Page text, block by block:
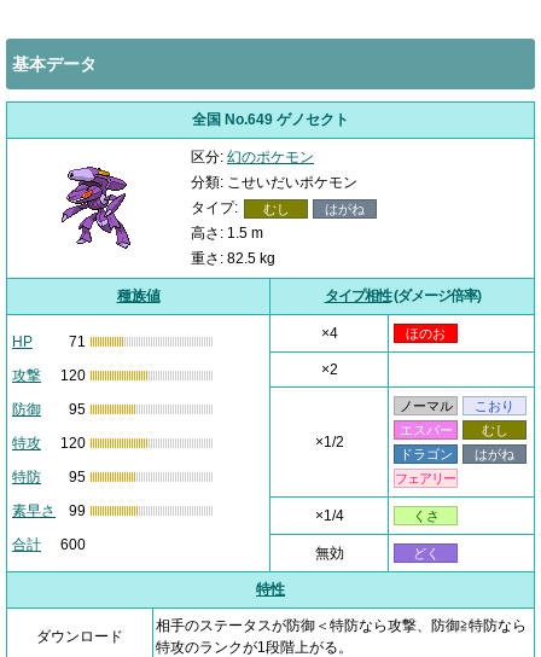
基本データ
全国 No.649 ゲノセクト
区分: 幻のポケモン
分類: こせいだいポケモン
タイプ:
むし はがね
高さ: 1.5 m
重さ: 82.5 kg
種族値 タイプ相性(ダメージ倍率)
HP
71
攻撃
120
防御
95
特攻
120
特防
95
素早さ
99
合計
600
×4 ほのお
×2
×1/2
ノーマル
こおり
エスパー
むし
ドラゴン
はがね
フェアリー
×1/4 くさ
無効 どく
特性
ダウンロード
相手のステータスが防御＜特防なら攻撃、防御≧特防なら
特攻のランクが1段階上がる。